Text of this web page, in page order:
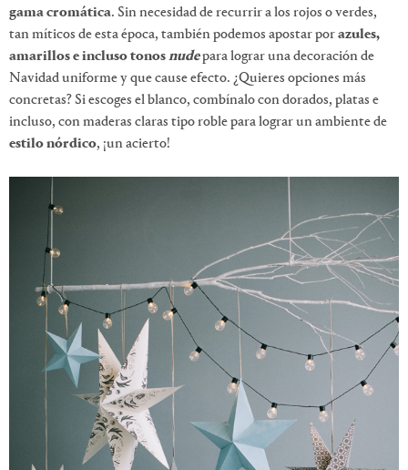
gama cromática. Sin necesidad de recurrir a los rojos o verdes,
tan míticos de esta época, también podemos apostar porazules,
amarillos e incluso tonosnudepara lograr una decoración de
Navidad uniforme y que cause efecto. ¿Quieres opciones más
concretas? Si escoges el blanco, combínalo con dorados, platas e
incluso, con maderas claras tipo roble para lograr un ambiente de
estilo nórdico, ¡un acierto!